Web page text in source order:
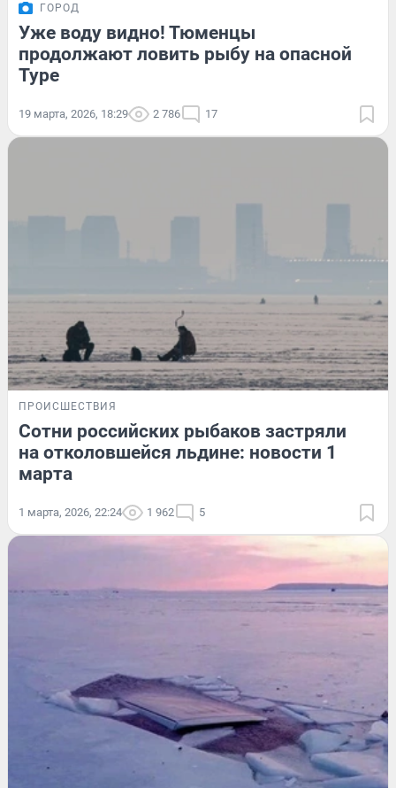
ГОРОД
Уже воду видно! Тюменцы
продолжают ловить рыбу на опасной
Туре
19 марта, 2026, 18:29 2 786 17
ПРОИСШЕСТВИЯ
Сотни российских рыбаков застряли
на отколовшейся льдине: новости 1
марта
1 марта, 2026, 22:24 1 962 5